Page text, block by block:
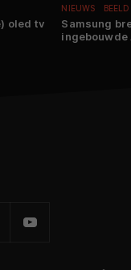
oled tv
NIEUWS BEELD
Samsung